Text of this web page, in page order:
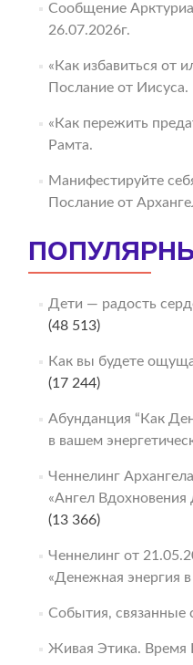
Сообщение
26.07.2026г.
«Как избавиться от
Послание от Иисуса.
«Как пережить
Рамта.
Манифестируйте
Послание от
Дети — радость
(48 513)
Как вы будете
(17 244)
Абунданция “Как
в вашем
Ченнелинг
«Ангел Вдохновения
(13 366)
Ченнелинг от
«Денежная энергия
События, связанные
Живая Этика.